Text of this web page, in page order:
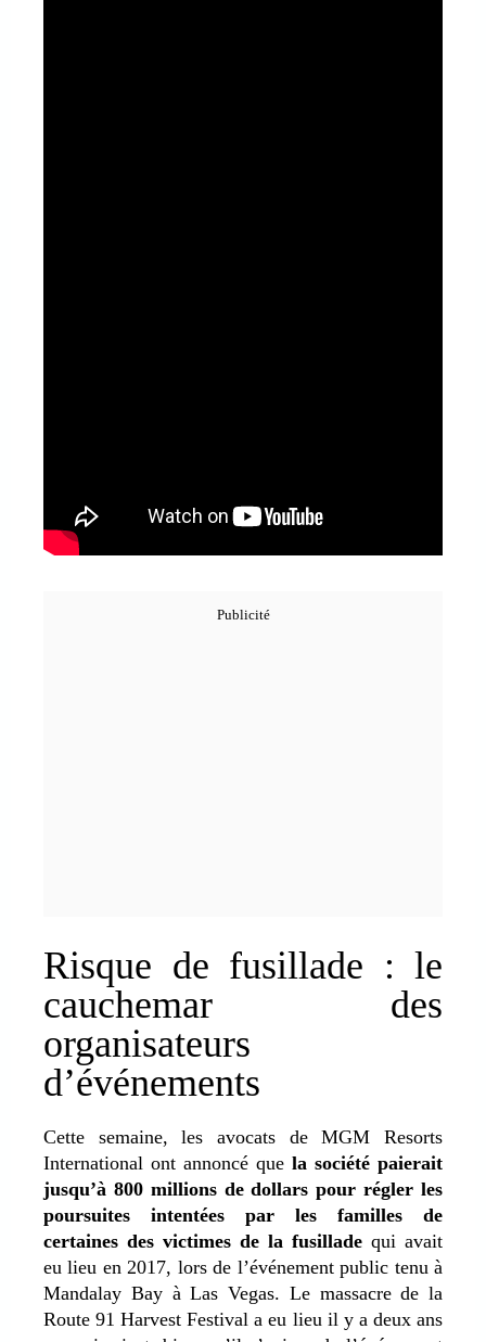
Risque de fusillade : le
cauchemar des
organisateurs
d’événements
Cette semaine, les avocats de MGM Resorts
International ont annoncé que la société paierait
jusqu’à 800 millions de dollars pour régler les
poursuites intentées par les familles de
certaines des victimes de la fusillade qui avait
eu lieu en 2017, lors de l’événement public tenu à
Mandalay Bay à Las Vegas. Le massacre de la
Route 91 Harvest Festival a eu lieu il y a deux ans